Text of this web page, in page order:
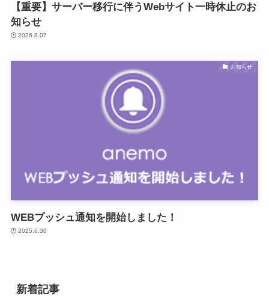
【重要】サーバー移行に伴うWebサイト一時休止のお
知らせ
2026.8.07
お知らせ
WEBプッシュ通知を開始しました！
2025.6.30
新着記事